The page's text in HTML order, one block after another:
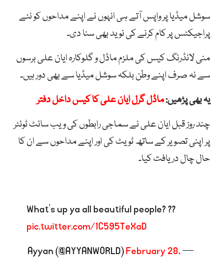
سوشل میڈیا پر واپس آتے ہی انہوں نے اپنے مداحوں کو نئے
پراجیکٹس پر کام کرنے کی نوید بھی سنا دی۔
منی لانڈرنگ کیس کی ملزم ماڈل و گلوکارہ ایان علی برسوں
سے نہ صرف اپنے وطن بلکہ سوشل میڈیا سے بھی دور ہیں۔
یہ بھی پڑھیں:ماڈل گرل ایان علی کا کیس داخل دفتر
چند روز قبل ایان علی نے سماجی رابطوں کی ویب سائٹ ٹوئٹر
پر اپنی تصویر کے ساتھ ٹویٹ کی اور اپنے مداحوں سے ان کا
حال چال دریافت کیا۔
What’s up ya all beautiful people? ??
pic.twitter.com/1C595TeXaD
— Ayyan (@AYYANWORLD)
February 28,